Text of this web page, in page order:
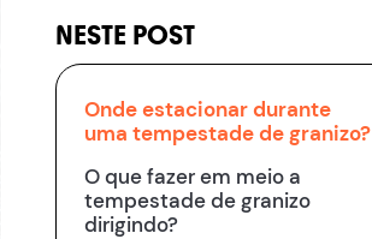
NESTE POST
Onde estacionar durante
uma tempestade de granizo?
O que fazer em meio a
tempestade de granizo
dirigindo?